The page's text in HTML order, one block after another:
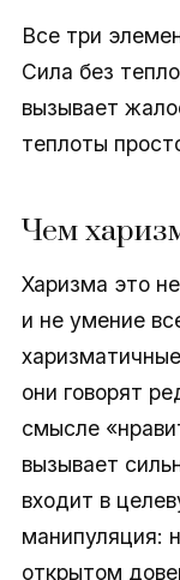
Все три
Сила без
вызывает
теплоты
Чем
Харизма это
и не умение
они говорят
смысле
вызывает
входит в
манипуляция:
открытом